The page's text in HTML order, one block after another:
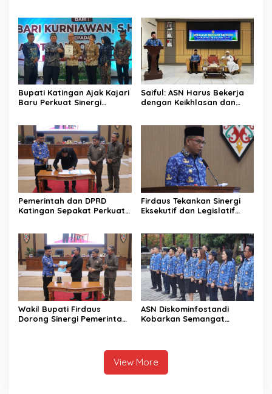
Bupati Katingan Ajak Kajari
Baru Perkuat Sinergi
Saiful: ASN Harus Bekerja
dengan Keikhlasan dan
Pemerintah dan DPRD
Katingan Sepakat Perkuat
Firdaus Tekankan Sinergi
Eksekutif dan Legislatif
Wakil Bupati Firdaus
Dorong Sinergi Pemerintah
ASN Diskominfostandi
Kobarkan Semangat
View More